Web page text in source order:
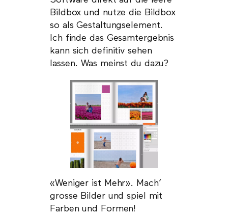
Bildbox und nutze die Bildbox
so als Gestaltungselement.
Ich finde das Gesamtergebnis
kann sich definitiv sehen
lassen. Was meinst du dazu?
«Weniger ist Mehr». Mach’
grosse Bilder und spiel mit
Farben und Formen!